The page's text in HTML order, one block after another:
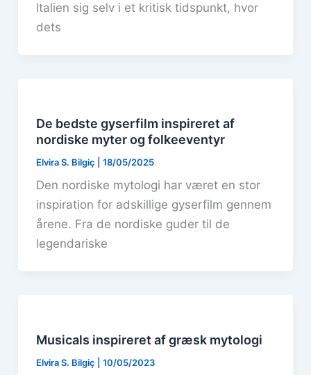
Italien sig selv i et kritisk tidspunkt, hvor
dets
De bedste gyserfilm inspireret af
nordiske myter og folkeeventyr
Elvira S. Bilgiç 18/05/2025
Den nordiske mytologi har været en stor
inspiration for adskillige gyserfilm gennem
årene. Fra de nordiske guder til de
legendariske
Musicals inspireret af græsk mytologi
Elvira S. Bilgiç 10/05/2023